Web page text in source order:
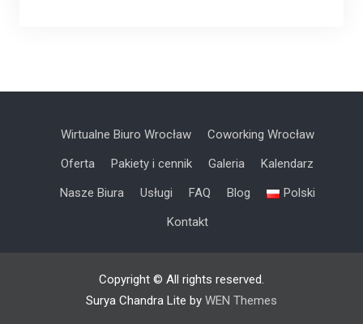
Wirtualne Biuro Wrocław
Coworking Wrocław
Oferta
Pakiety i cennik Galeria
Kalendarz
Nasze Biura
Usługi FAQ Blog
Polski
Kontakt
Copyright © All rights reserved.
Surya Chandra Lite by WEN Themes